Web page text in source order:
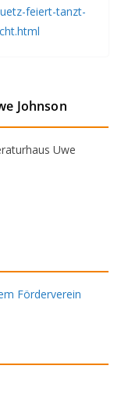
feiert-tanzt-
Johnson
Uwe
Förderverein